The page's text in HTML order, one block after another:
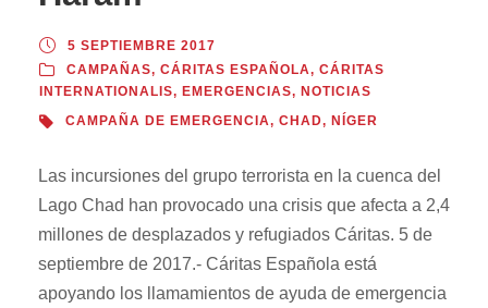
5 SEPTIEMBRE 2017
CAMPAÑAS, CÁRITAS ESPAÑOLA, CÁRITAS
INTERNATIONALIS, EMERGENCIAS, NOTICIAS
CAMPAÑA DE EMERGENCIA, CHAD, NÍGER
Las incursiones del grupo terrorista en la cuenca del
Lago Chad han provocado una crisis que afecta a 2,4
millones de desplazados y refugiados Cáritas. 5 de
septiembre de 2017.- Cáritas Española está
apoyando los llamamientos de ayuda de emergencia